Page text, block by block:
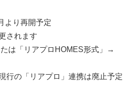
より再開予定
されます
たは「リアプロHOMES形式」→
行の「リアプロ」連携は廃止予定